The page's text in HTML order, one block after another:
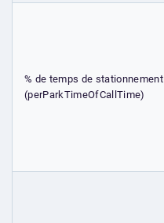
% de temps de stationnement
(perParkTimeOfCallTime)